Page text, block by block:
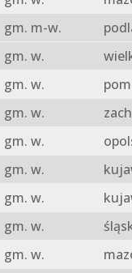
gm. m-w.
gm. w.
gm. w.
gm. w.
gm. w.
gm. w.
gm. w.
gm. w.
gm. w.